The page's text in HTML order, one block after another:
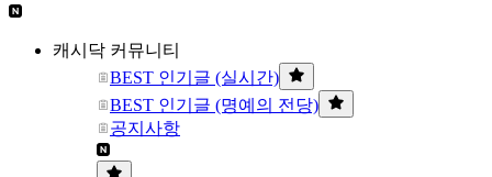
캐시닥 커뮤니티
BEST 인기글 (실시간)
BEST 인기글 (명예의 전당)
공지사항